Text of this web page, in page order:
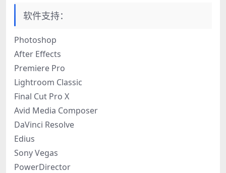
软件支持：
Photoshop
After Effects
Premiere Pro
Lightroom Classic
Final Cut Pro X
Avid Media Composer
DaVinci Resolve
Edius
Sony Vegas
PowerDirector